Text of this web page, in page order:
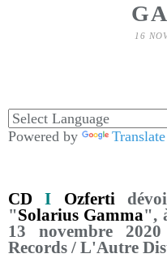
16
Powered by Translate
CD I Ozferti
"Solarius Gamma",
13 novembre
Records / L'Autre